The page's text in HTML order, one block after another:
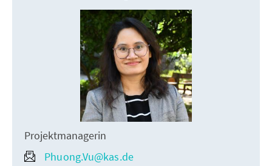
Projektmanagerin
Phuong.Vu@kas.de